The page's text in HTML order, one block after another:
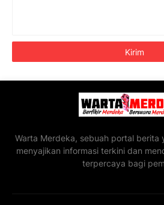
Warta Merdeka, sebuah portal berita
menyajikan informasi terkini dan
terpercaya bagi